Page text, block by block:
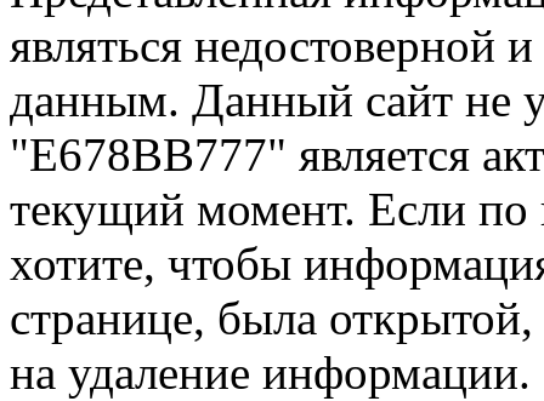
являться недостоверной
данным. Данный сайт не
"Е678ВВ777" является
текущий момент. Если
хотите, чтобы
странице, была открытой,
на удаление информации.